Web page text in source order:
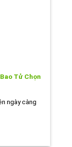
Tử Chọn
ngày càng